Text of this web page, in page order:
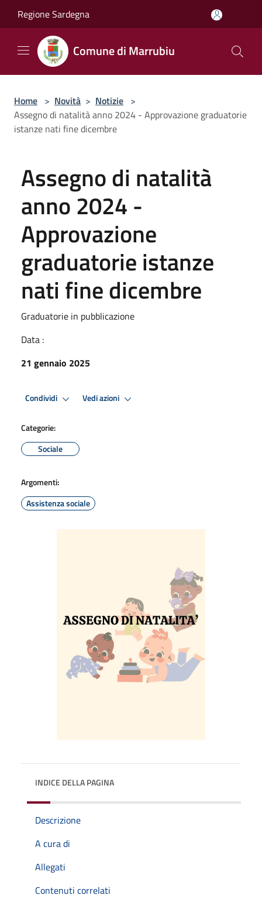
Regione Sardegna
Comune di Marrubiu
Home > Novità > Notizie >
Assegno di natalità anno 2024 - Approvazione graduatorie
istanze nati fine dicembre
Assegno di natalità
anno 2024 -
Approvazione
graduatorie istanze
nati fine dicembre
Graduatorie in pubblicazione
Data :
21 gennaio 2025
Condividi Vedi azioni
Categorie:
Sociale
Argomenti:
Assistenza sociale
INDICE DELLA PAGINA
Descrizione
A cura di
Allegati
Contenuti correlati